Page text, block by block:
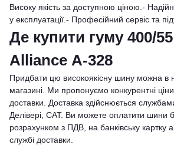
Високу якість за доступною ціною.-
у експлуатації.- Професійний сервіс та
Де купити гуму 400/
Alliance А-328
Придбати цю високоякісну шину можна в
магазині. Ми пропонуємо конкурентні
доставки. Доставка здійснюється
Делівері, САТ. Ви можете оплатити шини
розрахунком з ПДВ, на банківську картку
службі доставки.